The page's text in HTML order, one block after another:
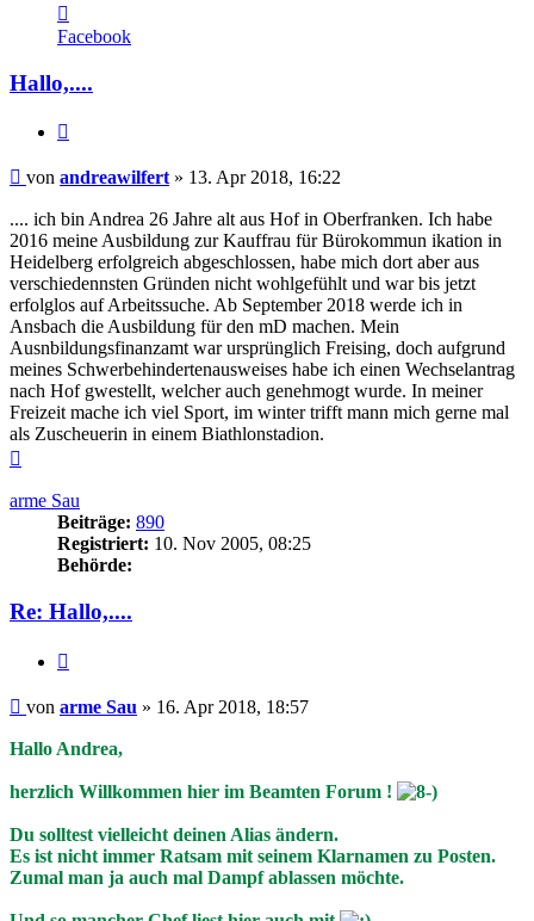
von
andreawilfert
Facebook
Hallo,....
Beitrag
von andreawilfert » 13. Apr 2018, 16:22
.... ich bin Andrea 26 Jahre alt aus Hof in Oberfranken. Ich habe
2016 meine Ausbildung zur Kauffrau für Bürokommun ikation in
Heidelberg erfolgreich abgeschlossen, habe mich dort aber aus
verschiedennsten Gründen nicht wohlgefühlt und war bis jetzt
erfolglos auf Arbeitssuche. Ab September 2018 werde ich in
Ansbach die Ausbildung für den mD machen. Mein
Ausnbildungsfinanzamt war ursprünglich Freising, doch aufgrund
meines Schwerbehindertenausweises habe ich einen Wechselantrag
nach Hof gwestellt, welcher auch genehmogt wurde. In meiner
Freizeit mache ich viel Sport, im winter trifft mann mich gerne mal
als Zuscheuerin in einem Biathlonstadion.
arme Sau
Beiträge: 890
Registriert: 10. Nov 2005, 08:25
Behörde:
Re: Hallo,....
Beitrag
von arme Sau » 16. Apr 2018, 18:57
Hallo Andrea,
herzlich Willkommen hier im Beamten Forum !
Du solltest vielleicht deinen Alias ändern.
Es ist nicht immer Ratsam mit seinem Klarnamen zu Posten.
Zumal man ja auch mal Dampf ablassen möchte.